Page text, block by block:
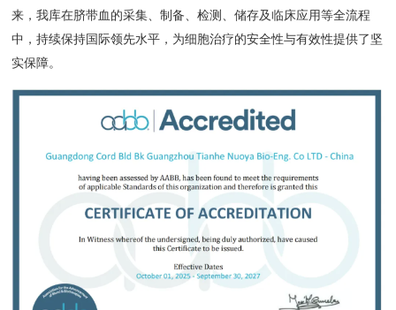
来，我库在脐带血的采集、制备、检测、储存及临床应用等全流程
中，持续保持国际领先水平，为细胞治疗的安全性与有效性提供了坚
实保障。